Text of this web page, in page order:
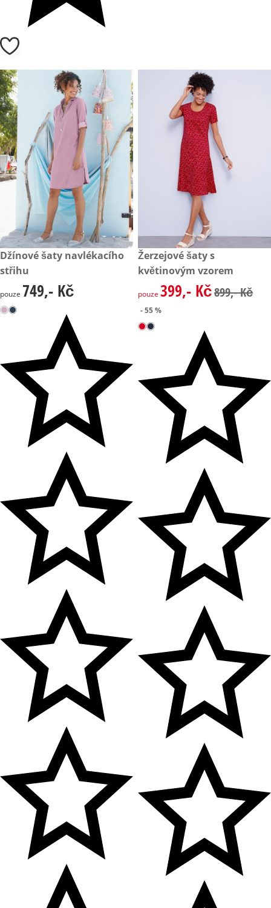
749,- Kč
Džínové šaty navlékacího
střihu
749,- Kč
pouze 749,- Kč
zlevněná cena: 399,- Kč,
- 55 %
Žerzejové šaty s
květinovým vzorem
zlevněná cena: 399,- Kč,
pouze 399,- Kč899,- Kč
- 55 %